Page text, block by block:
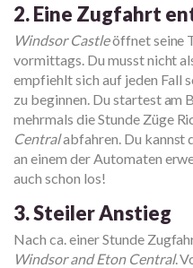
2. Eine Zugfahrt
Windsor Castleöffnet seine
vormittags. Du musst nicht
empfiehlt sich auf jeden Fall
zu beginnen. Du startest am
mehrmals die Stunde Züge
Centralabfahren. Du kannst
an einem der Automaten
auch schon los!
3. Steiler Anstieg
Nach ca. einer Stunde
Windsor and Eton Central.